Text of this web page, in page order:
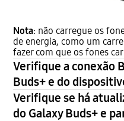
Nota: não carregue os
de energia, como um
fazer com que os fones
Verifique a conexão
Buds+ e do
Verifique se há
do Galaxy Buds+ e